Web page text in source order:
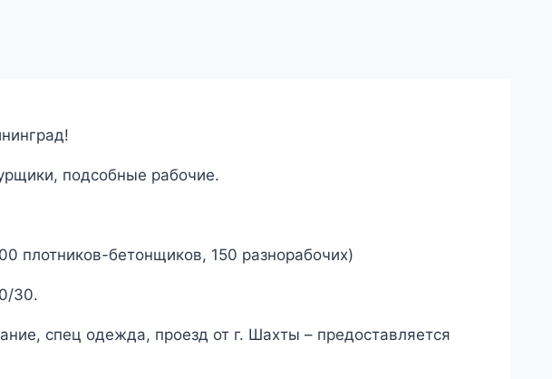
подсобные рабочие.
плотников-бетонщиков, 150 разнорабочих)
30.
спец одежда, проезд от г. Шахты – предоставляется